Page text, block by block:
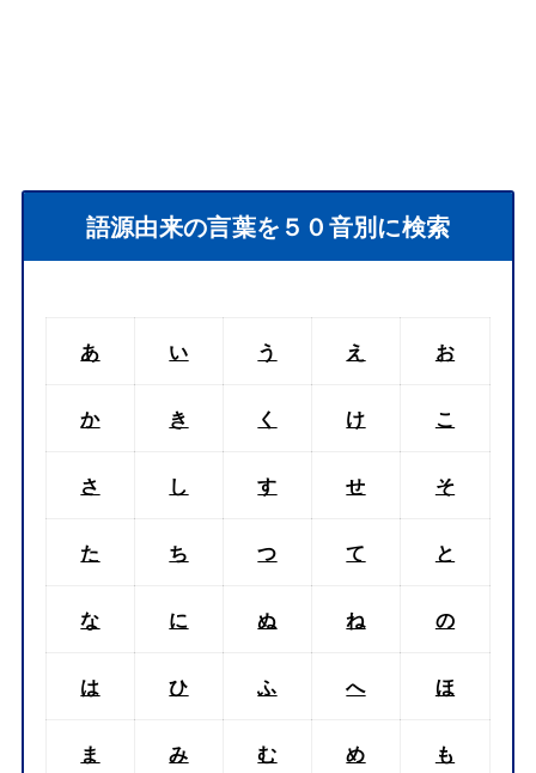
語源由来の言葉を５０音別に検索
あ い う え お
か き く け こ
さ し す せ そ
た ち つ て と
な に ぬ ね の
は ひ ふ へ ほ
ま み む め も